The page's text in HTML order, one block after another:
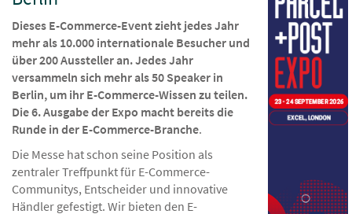
Dieses E-Commerce-Event zieht jedes Jahr
mehr als 10.000 internationale Besucher und
über 200 Aussteller an. Jedes Jahr
versammeln sich mehr als 50 Speaker in
Berlin, um ihr E-Commerce-Wissen zu teilen.
Die 6. Ausgabe der Expo macht bereits die
Runde in der E-Commerce-Branche.
Die Messe hat schon seine Position als
zentraler Treffpunkt für E-Commerce-
Communitys, Entscheider und innovative
Händler gefestigt. Wir bieten den E-